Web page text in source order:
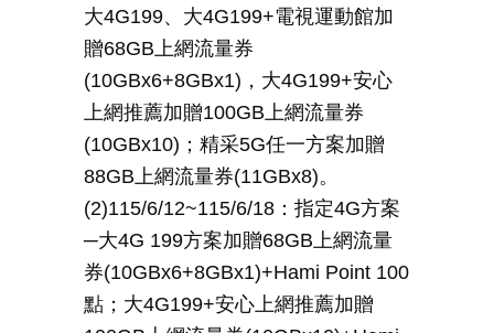
大4G199、大4G199+電視運動館加
贈68GB上網流量券
(10GBx6+8GBx1) ，大4G199+安心
上網推薦加贈100GB上網流量券
(10GBx10) ；精采5G任一方案加贈
88GB上網流量券(11GBx8)。
(2)115/6/12~115/6/18 ：指定4G方案
─大4G 199方案加贈68GB上網流量
券(10GBx6+8GBx1)+Hami Point 100
點；大4G199+安心上網推薦加贈